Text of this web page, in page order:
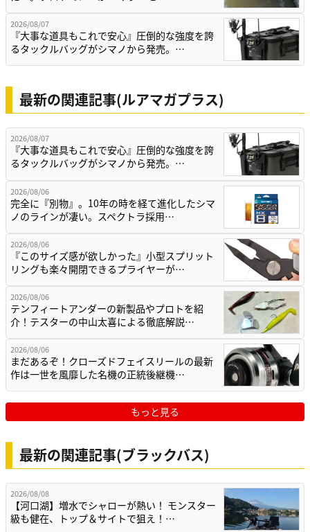
2026/08/07
『大事な道具もこれで安心』圧倒的な強度を誇
るタックルバッグがシマノから発売。…
最新の関連記事(ルアマガプラス)
2026/08/07
『大事な道具もこれで安心』圧倒的な強度を誇
るタックルバッグがシマノから発売。…
2026/08/06
完全に『別物』。10年の時を経て進化したシマ
ノのラインが凄い。スペクトラ採用…
2026/08/06
『このサイズ感が欲しかった』小型スプリット
リングも楽々開閉できるプライヤーが…
2026/08/06
テンフィートアンダーの新製品やプロトを紹
介！テスターの中山太喜による徹底解説…
2026/08/06
まだあるぞ！クローズドフェイスリールの最新
作は一世を風靡した名機の正統後継機…
もっと見る
最新の関連記事(ブラックバス)
2026/08/08
【河口湖】増水でシャローが熱い！ モンスター
級も健在、トップ＆サイトで狙え！…